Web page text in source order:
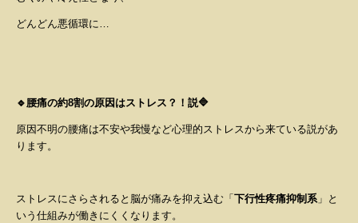
どんどん悪循環に…
🔹腰痛の約8割の原因はストレス？！説🔷
原因不明の腰痛は不安や我慢など心理的ストレスから来ている説があ
ります。
ストレスにさらされると脳が痛みを抑え込む「 下行性疼痛抑制系」と
いう仕組みが働きにくくなります。